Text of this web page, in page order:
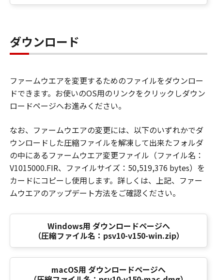
ダウンロード
ファームウエアを変更するためのファイルをダウンロー
ドできます。お使いのOS用のリンクをクリックしダウン
ロードページへお進みください。
なお、ファームウエアの変更には、以下のいずれかでダ
ウンロードした圧縮ファイルを解凍して出来たフォルダ
の中にあるファームウエア変更ファイル（ファイル名：
V1015000.FIR、ファイルサイズ：50,519,376 bytes）を
カードにコピーし使用します。詳しくは、上記、ファー
ムウエアのアップデート方法をご確認ください。
Windows用 ダウンロードページへ
（圧縮ファイル名：psv10-v150-win.zip）
macOS用 ダウンロードページへ